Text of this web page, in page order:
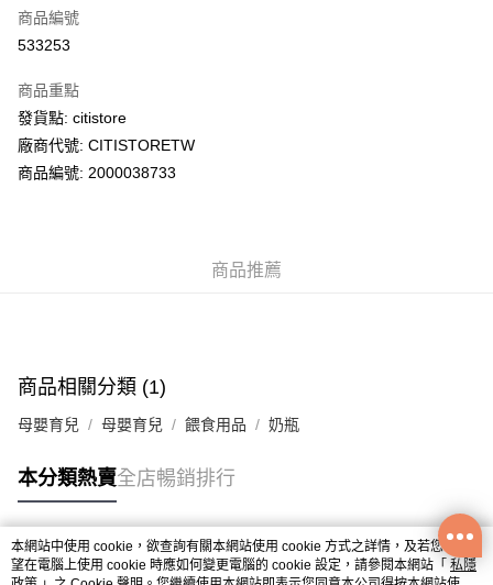
AlipayHK
WeChat Pay
送貨方式
每筆HK$50.00，滿HK$200.00或以上免運費
UNY 門市自取
商品編號
533253
商品重點
發貨點: citistore
廠商代號: CITISTORETW
商品編號: 2000038733
商品推薦
商品相關分類 (1)
母嬰育兒 母嬰育兒 餵食用品 奶瓶
本分類熱賣全店暢銷排行
熱門標籤
本網站中使用 cookie，欲查詢有關本網站使用 cookie 方式之詳情，及若您不希
望在電腦上使用 cookie 時應如何變更電腦的 cookie 設定，請參閱本網站「 私隱